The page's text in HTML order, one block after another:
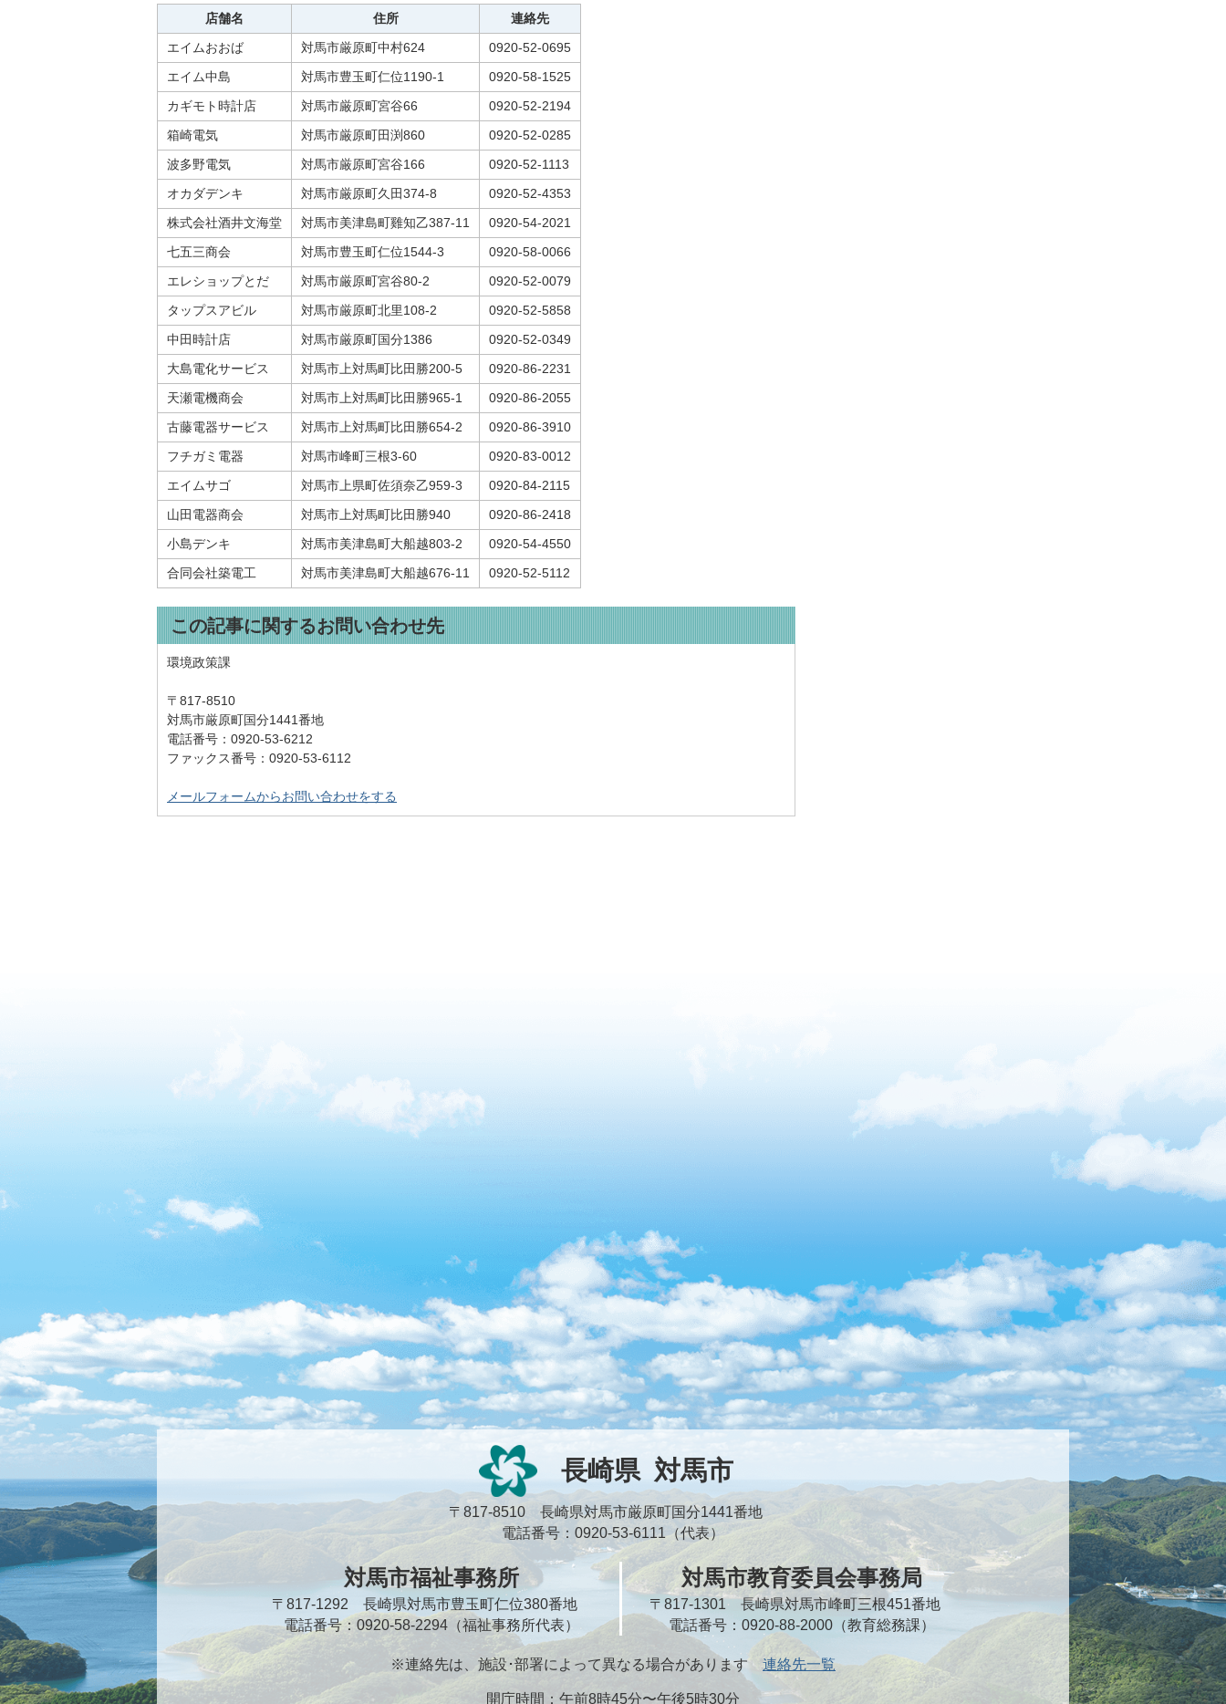
店舗名
住所
連絡先
エイムおおば
対馬市厳原町中村624
0920-52-0695
エイム中島
対馬市豊玉町仁位1190-1
0920-58-1525
カギモト時計店
対馬市厳原町宮谷66
0920-52-2194
箱崎電気
対馬市厳原町田渕860
0920-52-0285
波多野電気
対馬市厳原町宮谷166
0920-52-1113
オカダデンキ
対馬市厳原町久田374-8
0920-52-4353
株式会社酒井文海堂
対馬市美津島町雞知乙387-11
0920-54-2021
七五三商会
対馬市豊玉町仁位1544-3
0920-58-0066
エレショップとだ
対馬市厳原町宮谷80-2
0920-52-0079
タップスアビル
対馬市厳原町北里108-2
0920-52-5858
中田時計店
対馬市厳原町国分1386
0920-52-0349
大島電化サービス
対馬市上対馬町比田勝200-5
0920-86-2231
天瀬電機商会
対馬市上対馬町比田勝965-1
0920-86-2055
古藤電器サービス
対馬市上対馬町比田勝654-2
0920-86-3910
フチガミ電器
対馬市峰町三根3-60
0920-83-0012
エイムサゴ
対馬市上県町佐須奈乙959-3
0920-84-2115
山田電器商会
対馬市上対馬町比田勝940
0920-86-2418
小島デンキ
対馬市美津島町大船越803-2
0920-54-4550
合同会社築電工
対馬市美津島町大船越676-11 0920-52-5112
この記事に関するお問い合わせ先
環境政策課
〒817-8510
対馬市厳原町国分1441番地
電話番号：0920-53-6212
ファックス番号：0920-53-6112
メールフォームからお問い合わせをする
長崎県 対馬市
〒817-8510 長崎県対馬市厳原町国分1441番地
電話番号：0920-53-6111（代表）
対馬市福祉事務所
〒817-1292 長崎県対馬市豊玉町仁位380番地
電話番号：0920-58-2294（福祉事務所代表）
対馬市教育委員会事務局
〒817-1301 長崎県対馬市峰町三根451番地
電話番号：0920-88-2000（教育総務課）
※連絡先は、施設･部署によって異なる場合があります連絡先一覧
開庁時間：午前8時45分〜午後5時30分